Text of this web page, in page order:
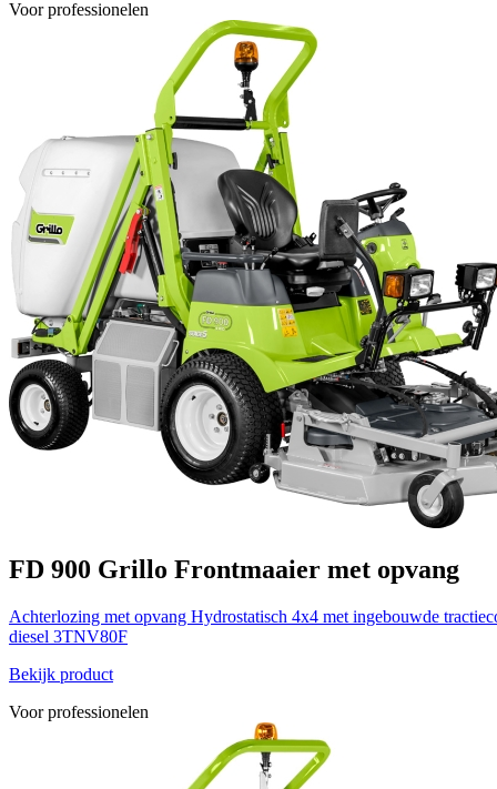
Voor professionelen
FD 900 Grillo Frontmaaier met opvang
Achterlozing met opvang Hydrostatisch 4x4 met ingebouwde
diesel 3TNV80F
Bekijk product
Voor professionelen